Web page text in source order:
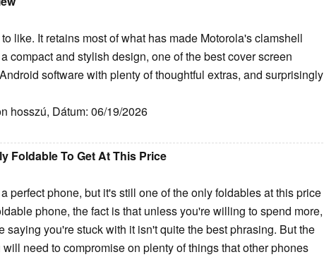
like. It retains most of what has made Motorola's clamshell
compact and stylish design, one of the best cover screen
software with plenty of thoughtful extras, and surprisingly
hosszú, Dátum: 06/19/2026
Foldable To Get At This Price
perfect phone, but it's still one of the only foldables at this price
phone, the fact is that unless you're willing to spend more,
saying you're stuck with it isn't quite the best phrasing. But the
need to compromise on plenty of things that other phones